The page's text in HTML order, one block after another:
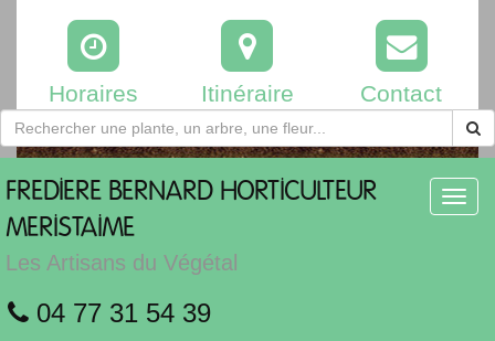
Horaires Itinéraire Contact
FREDIERE BERNARD HORTICULTEUR
MERISTAIME
Les Artisans du Végétal
04 77 31 54 39